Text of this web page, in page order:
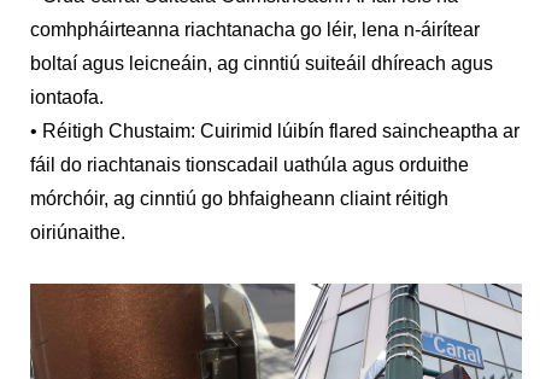
comhpháirteanna riachtanacha go léir, lena n-áirítear
boltaí agus leicneáin, ag cinntiú suiteáil dhíreach agus
iontaofa.
• Réitigh Chustaim: Cuirimid lúibín flared saincheaptha ar
fáil do riachtanais tionscadail uathúla agus orduithe
mórchóir, ag cinntiú go bhfaigheann cliaint réitigh
oiriúnaithe.